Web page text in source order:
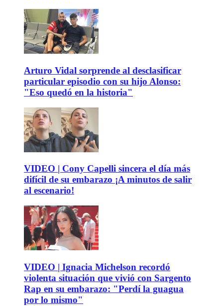
Arturo Vidal sorprende al desclasificar
particular episodio con su hijo Alonso:
"Eso quedó en la historia"
VIDEO | Cony Capelli sincera el día más
difícil de su embarazo ¡A minutos de salir
al escenario!
VIDEO | Ignacia Michelson recordó
violenta situación que vivió con Sargento
Rap en su embarazo: "Perdí la guagua
por lo mismo"